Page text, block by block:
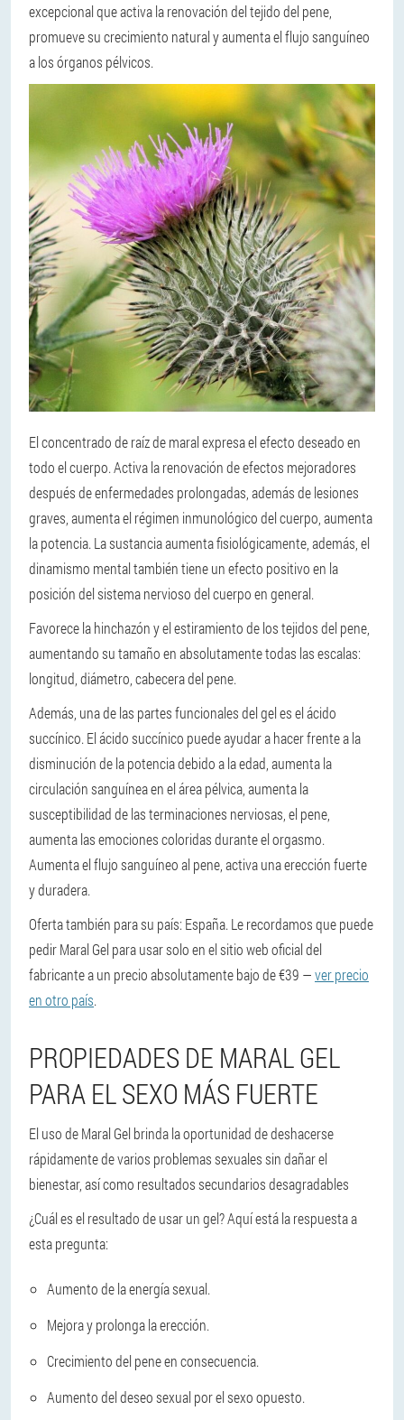
excepcional que activa la renovación del tejido del pene,
promueve su crecimiento natural y aumenta el flujo sanguíneo
a los órganos pélvicos.
El concentrado de raíz de maral expresa el efecto deseado en
todo el cuerpo. Activa la renovación de efectos mejoradores
después de enfermedades prolongadas, además de lesiones
graves, aumenta el régimen inmunológico del cuerpo, aumenta
la potencia. La sustancia aumenta fisiológicamente, además, el
dinamismo mental también tiene un efecto positivo en la
posición del sistema nervioso del cuerpo en general.
Favorece la hinchazón y el estiramiento de los tejidos del pene,
aumentando su tamaño en absolutamente todas las escalas:
longitud, diámetro, cabecera del pene.
Además, una de las partes funcionales del gel es el ácido
succínico. El ácido succínico puede ayudar a hacer frente a la
disminución de la potencia debido a la edad, aumenta la
circulación sanguínea en el área pélvica, aumenta la
susceptibilidad de las terminaciones nerviosas, el pene,
aumenta las emociones coloridas durante el orgasmo.
Aumenta el flujo sanguíneo al pene, activa una erección fuerte
y duradera.
Oferta también para su país: España. Le recordamos que puede
pedir Maral Gel para usar solo en el sitio web oficial del
fabricante a un precio absolutamente bajo de €39 —ver precio
en otro país.
PROPIEDADES DE MARAL GEL
PARA EL SEXO MÁS FUERTE
El uso de Maral Gel brinda la oportunidad de deshacerse
rápidamente de varios problemas sexuales sin dañar el
bienestar, así como resultados secundarios desagradables
¿Cuál es el resultado de usar un gel? Aquí está la respuesta a
esta pregunta:
Aumento de la energía sexual.
Mejora y prolonga la erección.
Crecimiento del pene en consecuencia.
Aumento del deseo sexual por el sexo opuesto.